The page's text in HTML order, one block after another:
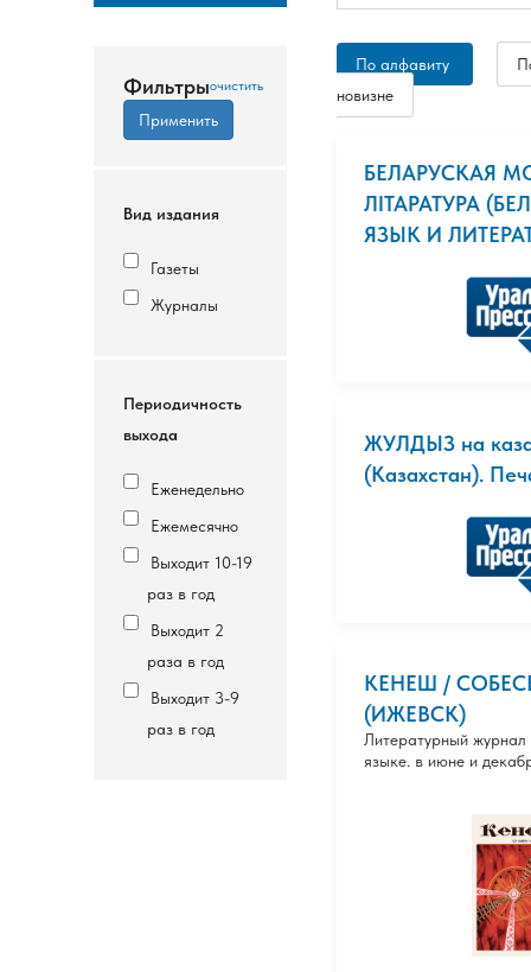
Фильтры
Вид издания
Газеты
Журналы
Периодичность
выхода
Еженедельно
Ежемесячно
Выходит 10-19
раз в год
Выходит 2
раза в год
Выходит 3-9
раз в год
По алфавиту
новизне
БЕЛАРУСКАЯ
ЛIТАРАТУРА
ЯЗЫК И
ЖУЛДЫЗ на
(Казахстан).
КЕНЕШ /
(ИЖЕВСК)
Литературный
языке. в июне и